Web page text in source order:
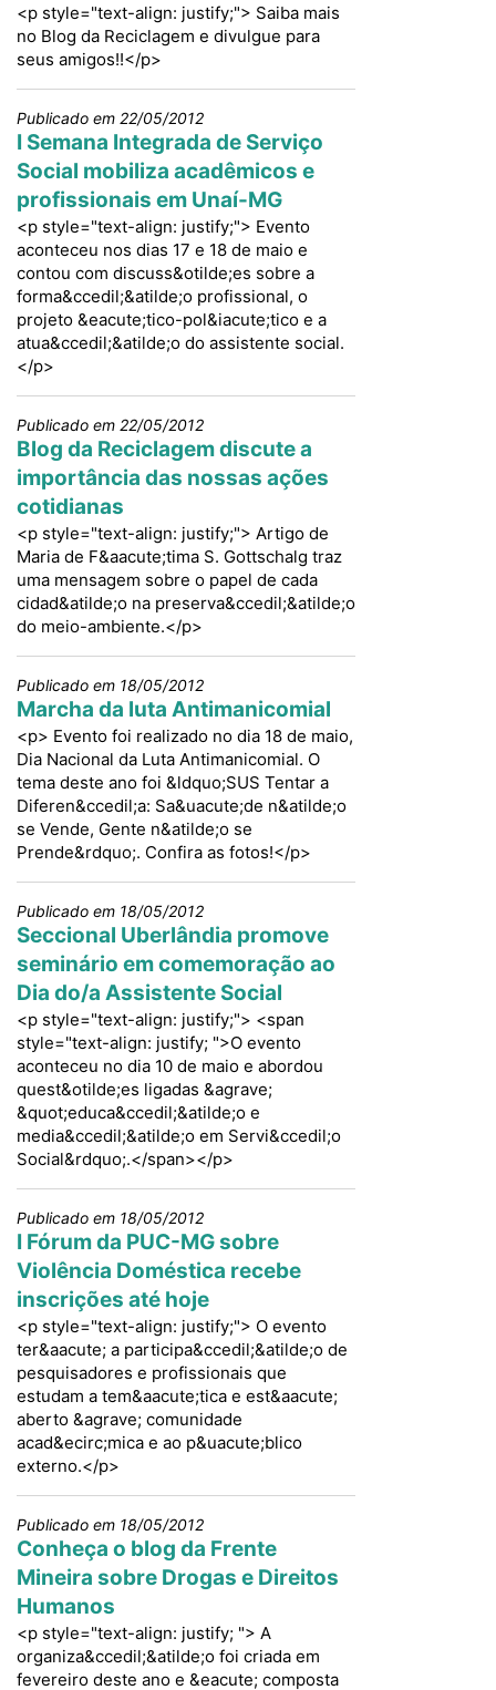
<p style="text-align: justify;"> Saiba mais
no Blog da Reciclagem e divulgue para
seus amigos!!</p>
Publicado em 22/05/2012
I Semana Integrada de Serviço
Social mobiliza acadêmicos e
profissionais em Unaí-MG
<p style="text-align: justify;"> Evento
aconteceu nos dias 17 e 18 de maio e
contou com discuss&otilde;es sobre a
forma&ccedil;&atilde;o profissional, o
projeto &eacute;tico-pol&iacute;tico e a
atua&ccedil;&atilde;o do assistente social.
</p>
Publicado em 22/05/2012
Blog da Reciclagem discute a
importância das nossas ações
cotidianas
<p style="text-align: justify;"> Artigo de
Maria de F&aacute;tima S. Gottschalg traz
uma mensagem sobre o papel de cada
cidad&atilde;o na preserva&ccedil;&atilde;o
do meio-ambiente.</p>
Publicado em 18/05/2012
Marcha da luta Antimanicomial
<p> Evento foi realizado no dia 18 de maio,
Dia Nacional da Luta Antimanicomial. O
tema deste ano foi &ldquo;SUS Tentar a
Diferen&ccedil;a: Sa&uacute;de n&atilde;o
se Vende, Gente n&atilde;o se
Prende&rdquo;. Confira as fotos!</p>
Publicado em 18/05/2012
Seccional Uberlândia promove
seminário em comemoração ao
Dia do/a Assistente Social
<p style="text-align: justify;"> <span
style="text-align: justify; ">O evento
aconteceu no dia 10 de maio e abordou
quest&otilde;es ligadas &agrave;
&quot;educa&ccedil;&atilde;o e
media&ccedil;&atilde;o em Servi&ccedil;o
Social&rdquo;.</span></p>
Publicado em 18/05/2012
I Fórum da PUC-MG sobre
Violência Doméstica recebe
inscrições até hoje
<p style="text-align: justify;"> O evento
ter&aacute; a participa&ccedil;&atilde;o de
pesquisadores e profissionais que
estudam a tem&aacute;tica e est&aacute;
aberto &agrave; comunidade
acad&ecirc;mica e ao p&uacute;blico
externo.</p>
Publicado em 18/05/2012
Conheça o blog da Frente
Mineira sobre Drogas e Direitos
Humanos
<p style="text-align: justify; "> A
organiza&ccedil;&atilde;o foi criada em
fevereiro deste ano e &eacute; composta